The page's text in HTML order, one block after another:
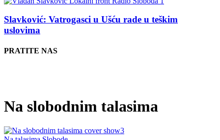
Slavković: Vatrogasci u Ušću rade u teškim
uslovima
PRATITE NAS
Na slobodnim talasima